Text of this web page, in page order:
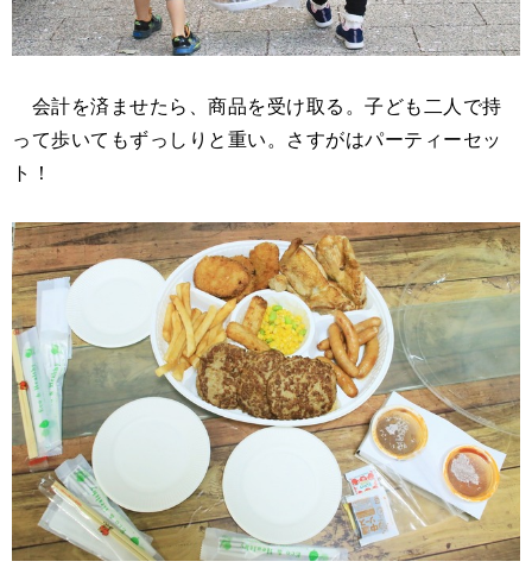
会計を済ませたら、商品を受け取る。子ども二人で持
って歩いてもずっしりと重い。さすがはパーティーセッ
ト！